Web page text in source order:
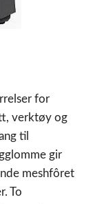
for
verktøy og
til
gir
meshfôret
To